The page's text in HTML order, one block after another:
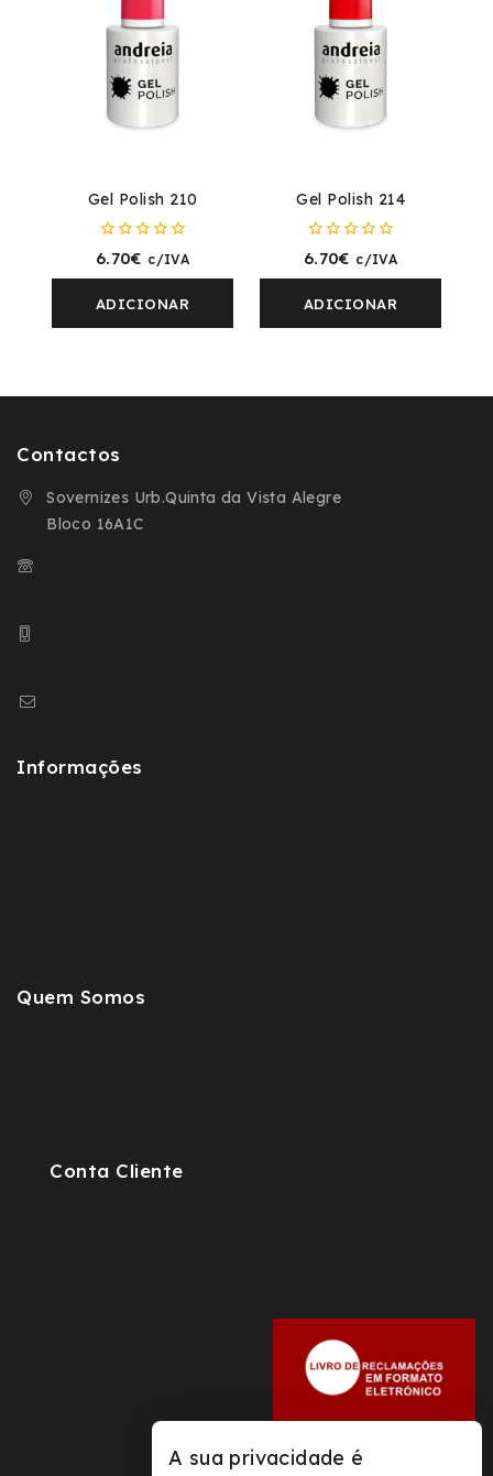
Gel Polish 210
0
5
6.70€ c/IVA
ADICIONAR
Gel Polish 214
0
5
6.70€ c/IVA
ADICIONAR
Contactos
Sovernizes Urb.Quinta da Vista Alegre
Bloco 16A1C
Informações
Quem Somos
Conta Cliente
A sua privacidade é